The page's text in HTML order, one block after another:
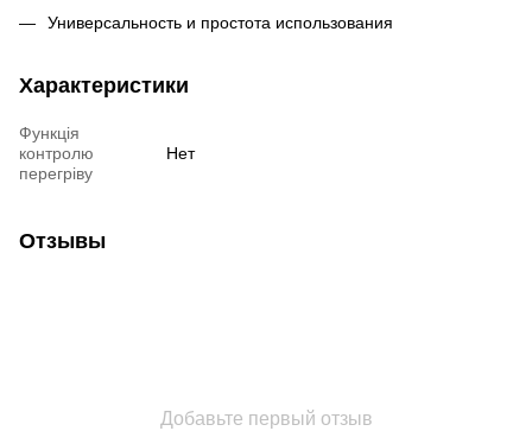
Универсальность и простота использования
Характеристики
Функція
контролю
перегріву
Нет
Отзывы
Добавьте первый отзыв